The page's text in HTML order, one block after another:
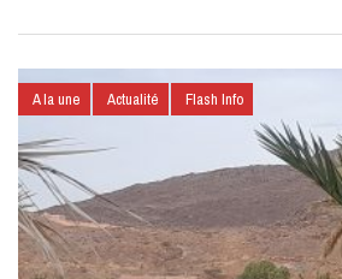
A la une Actualité Flash Info